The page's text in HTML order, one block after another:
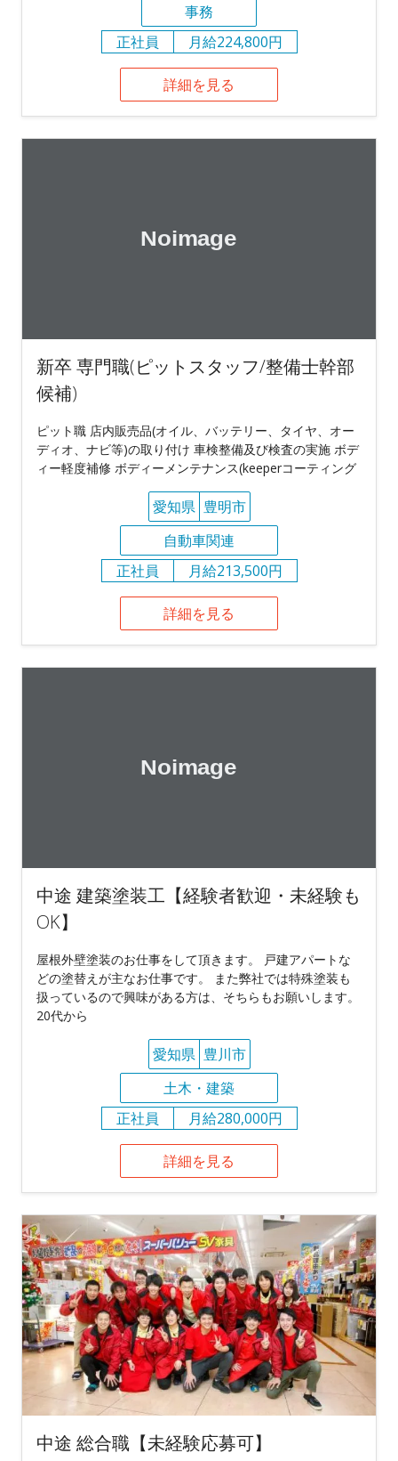
事務
正社員
月給224,800円
詳細を見る
新卒 専門職(ピットスタッフ/整備士幹部
候補)
ピット職 店内販売品(オイル、バッテリー、タイヤ、オー
ディオ、ナビ等)の取り付け 車検整備及び検査の実施 ボデ
ィー軽度補修 ボディーメンテナンス(keeperコーティング
愛知県 豊明市
自動車関連
正社員
月給213,500円
詳細を見る
中途 建築塗装工【経験者歓迎・未経験も
OK】
屋根外壁塗装のお仕事をして頂きます。 戸建アパートな
どの塗替えが主なお仕事です。 また弊社では特殊塗装も
扱っているので興味がある方は、そちらもお願いします。
20代から
愛知県 豊川市
土木・建築
正社員
月給280,000円
詳細を見る
中途 総合職【未経験応募可】